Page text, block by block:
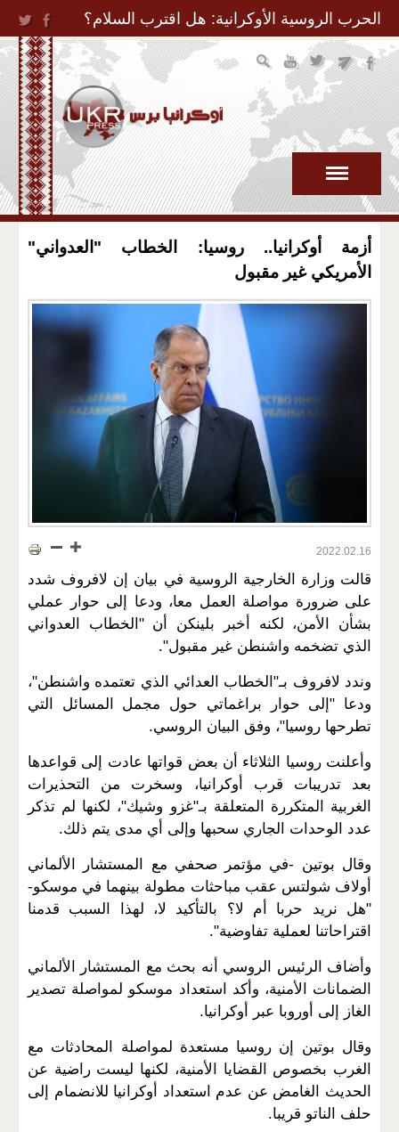
Jump to Navigation
الحرب الروسية الأوكرانية: هل اقترب السلام؟
أزمة أوكرانيا.. روسيا: الخطاب "العدواني"
الأمريكي غير مقبول
2022.02.16
قالت وزارة الخارجية الروسية في بيان إن لافروف شدد
على ضرورة مواصلة العمل معا، ودعا إلى حوار عملي
بشأن الأمن، لكنه أخبر بلينكن أن "الخطاب العدواني
الذي تضخمه واشنطن غير مقبول".
وندد لافروف بـ"الخطاب العدائي الذي تعتمده واشنطن"،
ودعا "إلى حوار براغماتي حول مجمل المسائل التي
تطرحها روسيا"، وفق البيان الروسي.
وأعلنت روسيا الثلاثاء أن بعض قواتها عادت إلى قواعدها
بعد تدريبات قرب أوكرانيا، وسخرت من التحذيرات
الغربية المتكررة المتعلقة بـ"غزو وشيك"، لكنها لم تذكر
عدد الوحدات الجاري سحبها وإلى أي مدى يتم ذلك.
وقال بوتين -في مؤتمر صحفي مع المستشار الألماني
أولاف شولتس عقب مباحثات مطولة بينهما في موسكو-
"هل نريد حربا أم لا؟ بالتأكيد لا، لهذا السبب قدمنا
اقتراحاتنا لعملية تفاوضية".
وأضاف الرئيس الروسي أنه بحث مع المستشار الألماني
الضمانات الأمنية، وأكد استعداد موسكو لمواصلة تصدير
الغاز إلى أوروبا عبر أوكرانيا.
وقال بوتين إن روسيا مستعدة لمواصلة المحادثات مع
الغرب بخصوص القضايا الأمنية، لكنها ليست راضية عن
الحديث الغامض عن عدم استعداد أوكرانيا للانضمام إلى
حلف الناتو قريبا.